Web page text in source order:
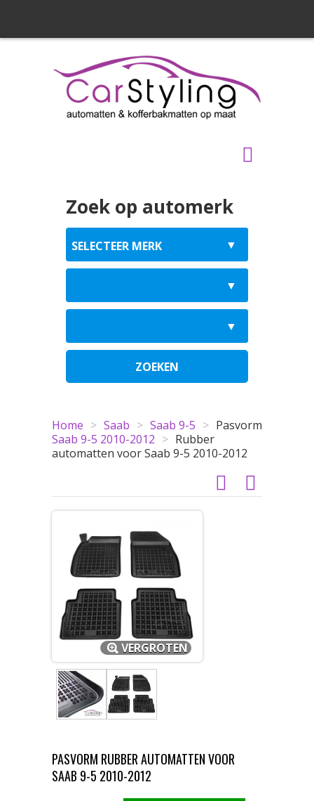
Zoek op automerk
ZOEKEN
Home > Saab > Saab 9-5 >
Saab 9-5 2010-2012 >
Pasvorm
Rubber
automatten voor Saab 9-5 2010-2012
VERGROTEN
PASVORM RUBBER AUTOMATTEN VOOR
SAAB 9-5 2010-2012